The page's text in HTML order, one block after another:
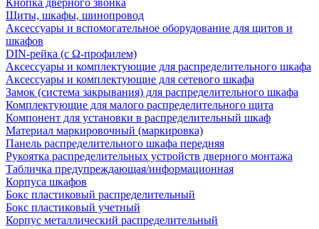
Кнопка дверного звонка
Щиты, шкафы, шинопровод
Аксессуары и вспомогательное оборудование для щитов и
шкафов
DIN-рейка (с Ω-профилем)
Аксессуары и комплектующие для распределительного шкафа
Аксессуары и комплектующие для сетевого шкафа
Замок (система закрывания) для распределительного шкафа
Комплектующие для малого распределительного щита
Компонент для установки в распределительный шкаф
Материал маркировочный (маркировка)
Панель распределительного шкафа передняя
Рукоятка распределительных устройств дверного монтажа
Табличка предупреждающая/информационная
Корпуса шкафов
Бокс пластиковый распределительный
Бокс пластиковый учетный
Корпус металлический распределительный